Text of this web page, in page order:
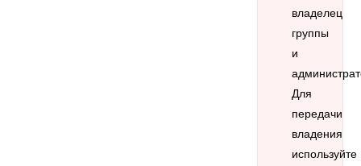
владелец
группы
и
Для
передачи
владения
используйте